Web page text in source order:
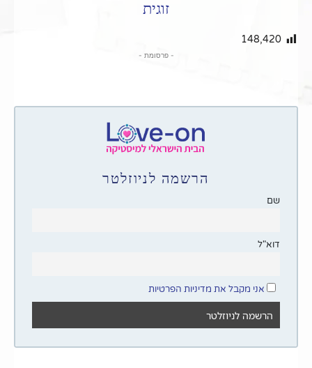
זוגית
148,420
- פרסומת -
הרשמה לניוזלטר
שם
דוא"ל
אני מקבל את מדיניות הפרטיות